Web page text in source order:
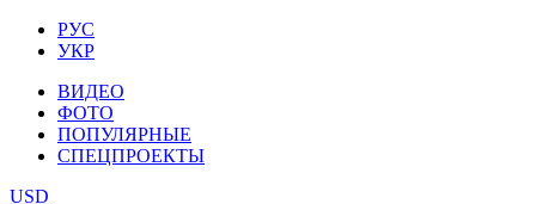
РУС
УКР
ВИДЕО
ФОТО
ПОПУЛЯРНЫЕ
СПЕЦПРОЕКТЫ
USD